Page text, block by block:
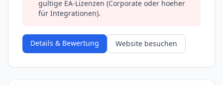
gultige EA-Lizenzen (Corporate oder hoeher
für Integrationen).
Details & Bewertung Website besuchen